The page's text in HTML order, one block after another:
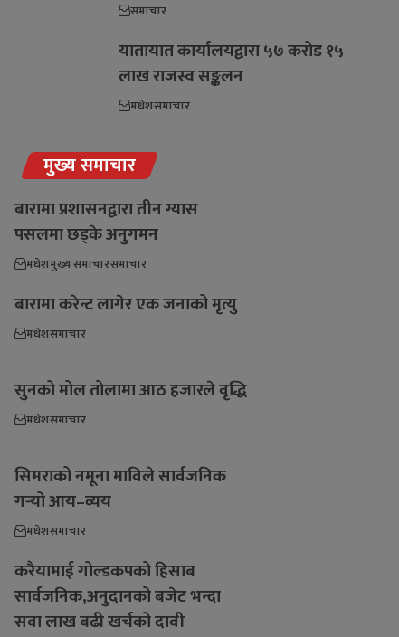
समाचार
यातायात कार्यालयद्वारा ५७ करोड १५
लाख राजस्व सङ्कलन
मधेशसमाचार
मुख्य समाचार
बारामा प्रशासनद्वारा तीन ग्यास
पसलमा छड्के अनुगमन
मधेशमुख्य समाचारसमाचार
बारामा करेन्ट लागेर एक जनाको मृत्यु
मधेशसमाचार
सुनको मोल तोलामा आठ हजारले वृद्धि
मधेशसमाचार
सिमराको नमूना माविले सार्वजनिक
गर्‍यो आय–व्यय
मधेशसमाचार
करैयामाई गोल्डकपको हिसाब
सार्वजनिक,अनुदानको बजेट भन्दा
सवा लाख बढी खर्चको दावी